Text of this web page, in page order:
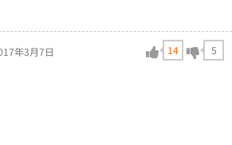
年3月7日 14 5